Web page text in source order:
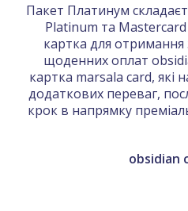
Пакет Платинум
Platinum та
картка для отримання
щоденних оплат
картка marsala card,
додаткових переваг,
крок в напрямку
obsidian